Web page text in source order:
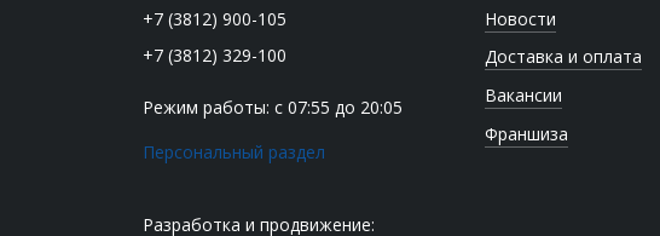
Новости
Доставка и оплата
Вакансии
Франшиза
+7 (3812) 900-105
+7 (3812) 329-100
Режим работы: с 07:55 до 20:05
Персональный раздел
Разработка и продвижение: